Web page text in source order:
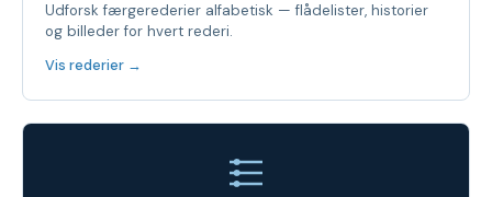
Udforsk færgerederier alfabetisk — flådelister, historier
og billeder for hvert rederi.
Vis rederier →